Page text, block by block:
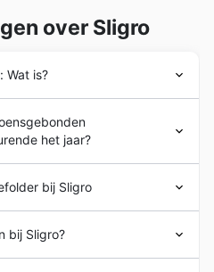
over Sligro
Wat is?
bedrijf door Abel
de doelstelling van de
afnemers als groothandel
eerste
Sligro Cash &
commerciële activiteit
het jaar?
en speciale
hele jaar, met
enwekelijkse advertenties
Naast de
bij Sligro
en non-
een lange historie op
bij Sligro?